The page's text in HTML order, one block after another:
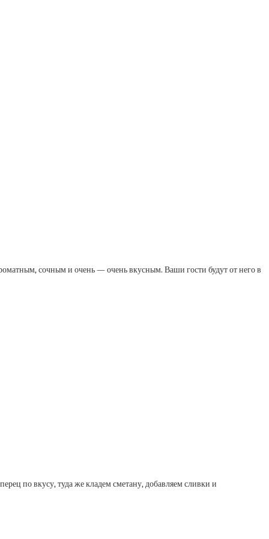
сочным и очень — очень вкусным. Ваши гости будут от него в
по вкусу, туда же кладем сметану, добавляем сливки и